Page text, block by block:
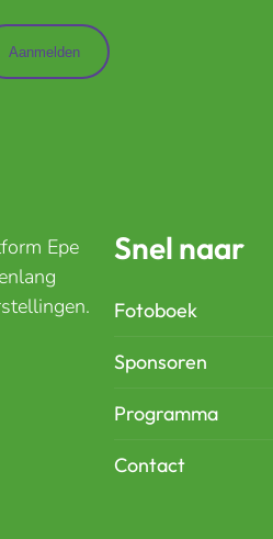
Epe
Snel naar
Fotoboek
Sponsoren
Programma
Contact